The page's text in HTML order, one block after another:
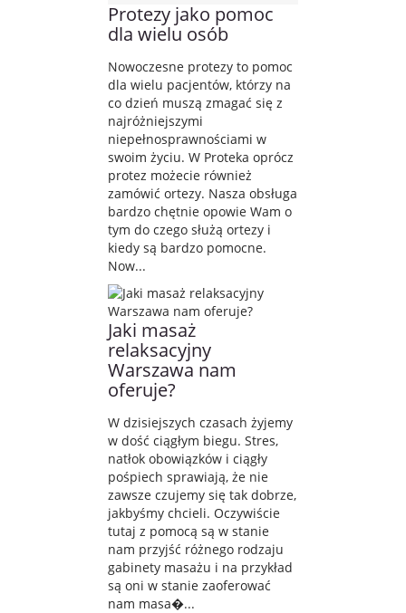
Protezy jako pomoc
dla wielu osób
Nowoczesne protezy to pomoc
dla wielu pacjentów, którzy na
co dzień muszą zmagać się z
najróżniejszymi
niepełnosprawnościami w
swoim życiu. W Proteka oprócz
protez możecie również
zamówić ortezy. Nasza obsługa
bardzo chętnie opowie Wam o
tym do czego służą ortezy i
kiedy są bardzo pomocne.
Now...
Jaki masaż
relaksacyjny
Warszawa nam
oferuje?
W dzisiejszych czasach żyjemy
w dość ciągłym biegu. Stres,
natłok obowiązków i ciągły
pośpiech sprawiają, że nie
zawsze czujemy się tak dobrze,
jakbyśmy chcieli. Oczywiście
tutaj z pomocą są w stanie
nam przyjść różnego rodzaju
gabinety masażu i na przykład
są oni w stanie zaoferować
nam masa�...